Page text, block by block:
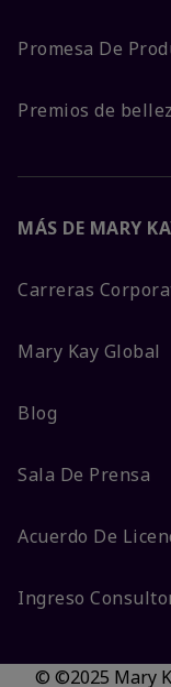
Promesa De
Premios de
MÁS DE MARY
Carreras
Mary Kay Global
Blog
Sala De Prensa
Acuerdo De
Ingreso
© ©2025 Mary